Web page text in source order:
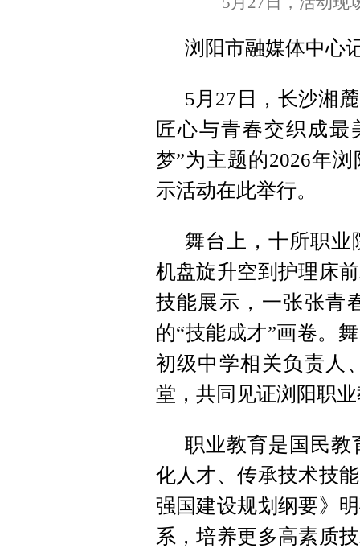
浏阳市融媒体中心
5月27日，长沙湘
匠心与青春交织成
梦”为主题的2026年
示活动在此举行。
舞台上，十所职
机盘旋升空到护理床
技能展示，一张张青
的“技能成才”画卷。
初级中学相关负责人
堂，共同见证浏阳职
职业教育是国民教
化人才、传承技术技
强国建设规划纲要》
系，培养更多高素质